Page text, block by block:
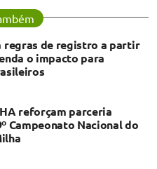
regras de registro a partir
o impacto para
reforçam parceria
Campeonato Nacional do